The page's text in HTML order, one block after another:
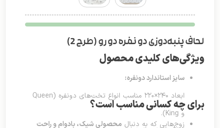
لحاف پنبه‌دوزی دو نفره دو رو (طرح 2)
ویژگی‌های کلیدی محصول
سایز استاندارد دونفره:
ابعاد ۲۴۰×۲۲۰ مناسب انواع تخت‌های دونفره (Queen
و King).
برای چه کسانی مناسب است؟
زوج‌هایی که به دنبال محصولی شیک، بادوام و راحت